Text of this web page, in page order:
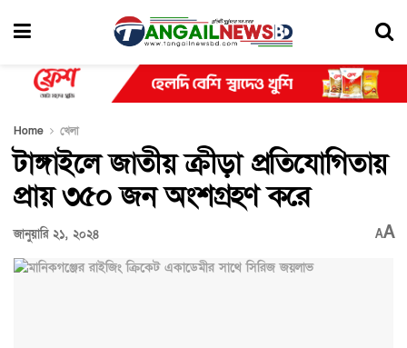
Home খেলা
টাঙ্গাইলে জাতীয় ক্রীড়া প্রতিযোগিতায়
প্রায় ৩৫০ জন অংশগ্রহণ করে
জানুয়ারি ২১, ২০২৪ AA